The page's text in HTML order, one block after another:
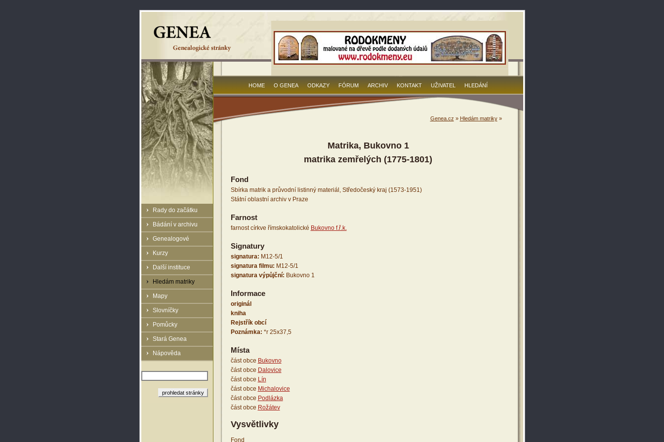
Rady do začátku
Bádání v archivu
Genealogové
Kurzy
Další instituce
Hledám matriky
Mapy
Slovníčky
Pomůcky
Stará Genea
Nápověda
HOME O GENEA ODKAZY FÓRUM ARCHIV KONTAKT UŽIVATEL HLEDÁNÍ
Genea.cz » Hledám matriky»
Matrika, Bukovno 1
matrika zemřelých (1775-1801)
Fond
Sbírka matrik a průvodní listinný materiál, Středočeský kraj (1573-1951)
Státní oblastní archiv v Praze
Farnost
farnost církve římskokatolické Bukovno f.ř.k.
Signatury
signatura: M12-5/1
signatura filmu: M12-5/1
signatura výpůjční: Bukovno 1
Informace
originál
kniha
Rejstřík obcí
Poznámka: *r 25x37,5
Místa
část obce Bukovno
část obce Dalovice
část obce Lín
část obce Michalovice
část obce Podlázka
část obce Rožátev
Vysvětlivky
Fond